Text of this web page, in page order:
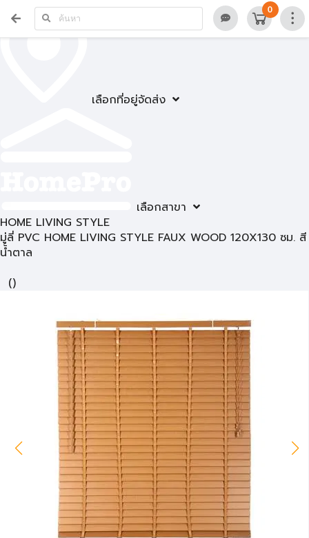
เลือกที่อยู่จัดส่ง
เลือกสาขา
0
HOME LIVING STYLE
มู่ลี่ PVC HOME LIVING STYLE FAUX WOOD 120X130 ซม. สี
น้ำตาล
()